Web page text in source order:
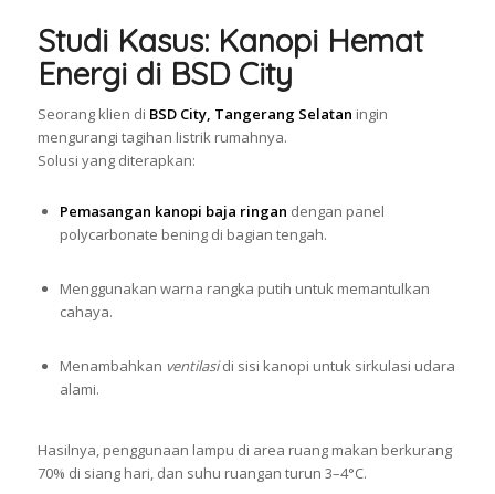
Studi Kasus: Kanopi Hemat
Energi di BSD City
Seorang klien di BSD City, Tangerang Selatan ingin
mengurangi tagihan listrik rumahnya.
Solusi yang diterapkan:
Pemasangan kanopi baja ringan dengan panel
polycarbonate bening di bagian tengah.
Menggunakan warna rangka putih untuk memantulkan
cahaya.
Menambahkan ventilasidi sisi kanopi untuk sirkulasi udara
alami.
Hasilnya, penggunaan lampu di area ruang makan berkurang
70% di siang hari, dan suhu ruangan turun 3–4°C.